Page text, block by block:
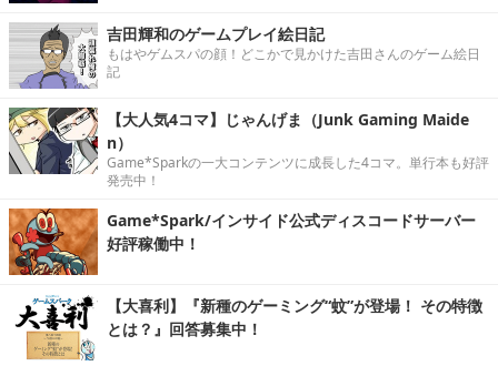
吉田輝和のゲームプレイ絵日記
もはやゲムスパの顔！どこかで見かけた吉田さんのゲーム絵日
記
【大人気4コマ】じゃんげま（Junk Gaming Maide
n）
Game*Sparkの一大コンテンツに成長した4コマ。単行本も好評
発売中！
Game*Spark/インサイド公式ディスコードサーバー
好評稼働中！
【大喜利】『新種のゲーミング“蚊”が登場！ その特徴
とは？』回答募集中！